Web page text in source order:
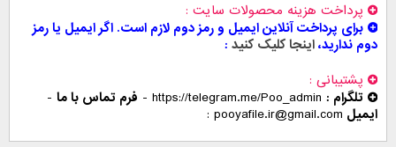
پرداخت هزینه محصولات سایت
برای پرداخت آنلاین ایمیل و رمز دوم لازم است. اگر ایمیل یا رمز
دوم ندارید،اینجا کلیک کنید
پشتیبانی
تلگرام : https://telegram.me/Poo_admin
- فرم تماس با ما -
ایمیل pooyafile.ir@gmail.com